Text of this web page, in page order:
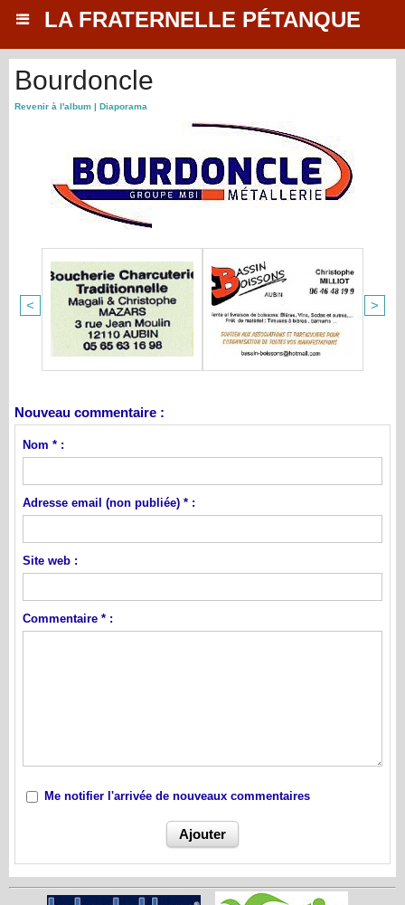
LA FRATERNELLE PÉTANQUE
Bourdoncle
Revenir à l'album | Diaporama
< >
Nouveau commentaire :
Nom * :
Adresse email (non publiée) * :
Site web :
Commentaire * :
Me notifier l'arrivée de nouveaux commentaires